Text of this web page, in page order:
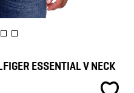
ESSENTIAL V NECK